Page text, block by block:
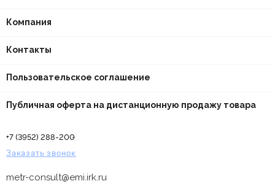
Компания
Контакты
Пользовательское соглашение
Публичная оферта на дистанционную продажу товара
+7 (3952) 288-200
Заказать звонок
metr-consult@emi.irk.ru